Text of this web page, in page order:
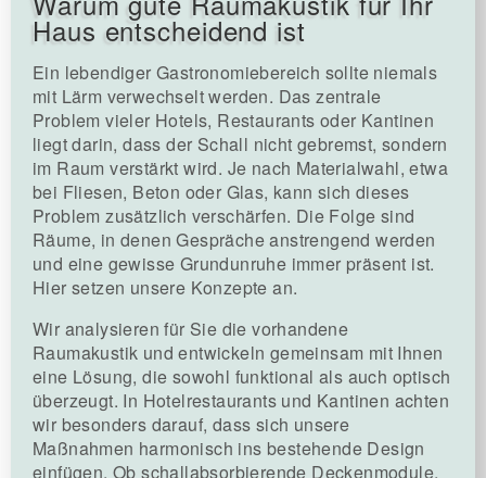
Haus entscheidend ist
Ein lebendiger Gastronomiebereich sollte niemals
mit Lärm verwechselt werden. Das zentrale
Problem vieler Hotels, Restaurants oder Kantinen
liegt darin, dass der Schall nicht gebremst, sondern
im Raum verstärkt wird. Je nach Materialwahl, etwa
bei Fliesen, Beton oder Glas, kann sich dieses
Problem zusätzlich verschärfen. Die Folge sind
Räume, in denen Gespräche anstrengend werden
und eine gewisse Grundunruhe immer präsent ist.
Hier setzen unsere Konzepte an.
Wir analysieren für Sie die vorhandene
Raumakustik und entwickeln gemeinsam mit Ihnen
eine Lösung, die sowohl funktional als auch optisch
überzeugt. In Hotelrestaurants und Kantinen achten
wir besonders darauf, dass sich unsere
Maßnahmen harmonisch ins bestehende Design
einfügen. Ob schallabsorbierende Deckenmodule,